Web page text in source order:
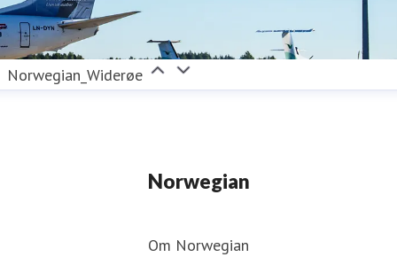
Norwegian_Widerøe
Norwegian
Om Norwegian